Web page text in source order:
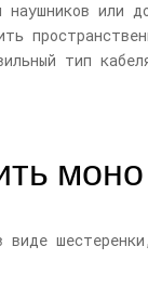
или
тип